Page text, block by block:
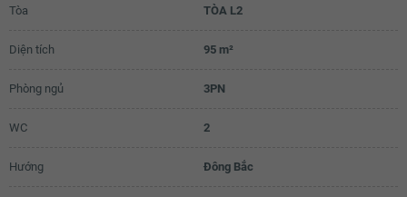
Tòa TÒA L2
Diện tích 95 m²
Phòng ngủ 3PN
WC 2
Hướng Đông Bắc